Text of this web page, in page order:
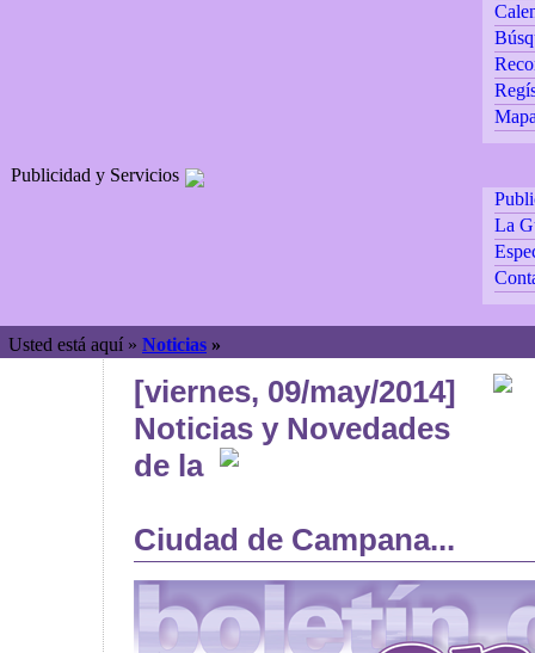
Publicidad y Servicios
La
Usted está aquí » Noticias »
[viernes, 09/may/2014]
Noticias y Novedades
de la
Ciudad de Campana...